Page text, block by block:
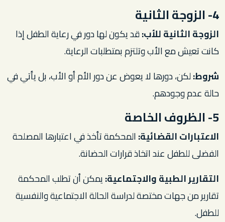
4- الزوجة الثانية
الزوجة الثانية للأب:قد يكون لها دور في رعاية الطفل إذا
كانت تعيش مع الأب وتلتزم بمتطلبات الرعاية.
شروط:لكن، دورها لا يعوض عن دور الأم أو الأب، بل يأتي في
حالة عدم وجودهم.
5- الظروف الخاصة
الاعتبارات القضائية:المحكمة تأخذ في اعتبارها المصلحة
الفضلى للطفل عند اتخاذ قرارات الحضانة.
التقارير الطبية والاجتماعية:يمكن أن تطلب المحكمة
تقارير من جهات مختصة لدراسة الحالة الاجتماعية والنفسية
للطفل.